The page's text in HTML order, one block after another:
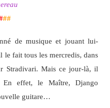
##
de musique et jouant lui-
fait tous les mercredis, dans
Stradivari. Mais ce jour-là, il
effet, le Maître, Django
guitare…